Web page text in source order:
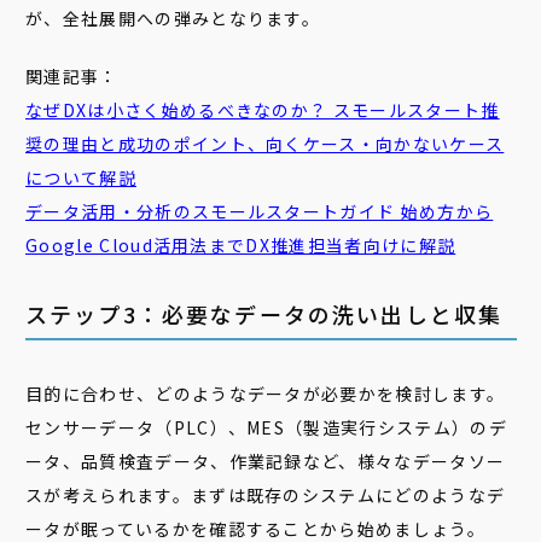
が、全社展開への弾みとなります。
関連記事：
なぜDXは小さく始めるべきなのか？ スモールスタート推
奨の理由と成功のポイント、向くケース・向かないケース
について解説
データ活用・分析のスモールスタートガイド 始め方から
Google Cloud活用法までDX推進担当者向けに解説
ステップ3：必要なデータの洗い出しと収集
目的に合わせ、どのようなデータが必要かを検討します。
センサーデータ（PLC）、MES（製造実行システム）のデ
ータ、品質検査データ、作業記録など、様々なデータソー
スが考えられます。まずは既存のシステムにどのようなデ
ータが眠っているかを確認することから始めましょう。